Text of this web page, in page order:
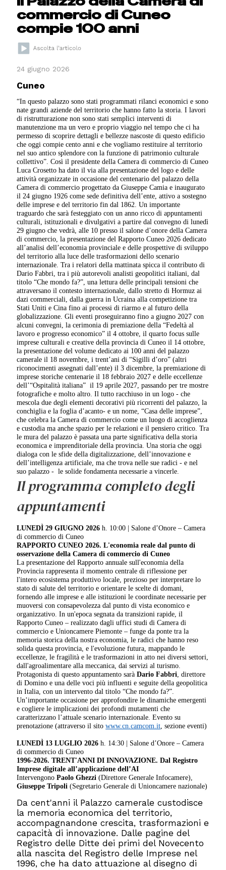
commercio di Cuneo
compie 100 anni
24 giugno 2026
Cuneo
“In questo palazzo sono stati programmati rilanci economici e sono
nate grandi aziende del territorio che hanno fatto la storia. I lavori
di ristrutturazione non sono stati semplici interventi di
manutenzione ma un vero e proprio viaggio nel tempo che ci ha
permesso di scoprire dettagli e bellezze nascoste di questo edificio
che oggi compie cento anni e che vogliamo restituire al territorio
nel suo antico splendore con la funzione di patrimonio culturale
collettivo”. Così il presidente della Camera di commercio di Cuneo
Luca Crosetto ha dato il via alla presentazione del logo e delle
attività organizzate in occasione del centenario del palazzo della
Camera di commercio progettato da Giuseppe Camia e inaugurato
il 24 giugno 1926 come sede definitiva dell’ente, attivo a sostegno
delle imprese e del territorio fin dal 1862. Un importante
traguardo che sarà festeggiato con un anno ricco di appuntamenti
culturali, istituzionali e divulgativi a partire dal convegno di lunedì
29 giugno che vedrà, alle 10 presso il salone d’onore della Camera
di commercio, la presentazione del Rapporto Cuneo 2026 dedicato
all’analisi dell’economia provinciale e delle prospettive di sviluppo
del territorio alla luce delle trasformazioni dello scenario
internazionale. Tra i relatori della mattinata spicca il contributo di
Dario Fabbri, tra i più autorevoli analisti geopolitici italiani, dal
titolo “Che mondo fa?”, una lettura delle principali tensioni che
attraversano il contesto internazionale, dallo stretto di Hormuz ai
dazi commerciali, dalla guerra in Ucraina alla competizione tra
Stati Uniti e Cina fino ai processi di riarmo e al futuro della
globalizzazione. Gli eventi proseguiranno fino a giugno 2027 con
alcuni convegni, la cerimonia di premiazione della “Fedeltà al
lavoro e progresso economico” il 4 ottobre, il quarto focus sulle
imprese culturali e creative della provincia di Cuneo il 14 ottobre,
la presentazione del volume dedicato ai 100 anni del palazzo
camerale il 18 novembre, i trent’ani di “Sigilli d’oro” (altri
riconocimenti assegnati dall’ente) il 3 dicembre, la premiazione di
imprese storiche centenarie il 18 febbraio 2027 e delle eccellenze
dell’“Ospitalità italiana” il 19 aprile 2027, passando per tre mostre
fotografiche e molto altro. Il tutto racchiuso in un logo - che
mescola due degli elementi decorativi più ricorrenti del palazzo, la
conchiglia e la foglia d’acanto- e un nome, “Casa delle imprese”,
che celebra la Camera di commercio come un luogo di accoglienza
e custodia ma anche spazio per le relazioni e il pensiero critico. Tra
le mura del palazzo è passata una parte significativa della storia
economica e imprenditoriale della provincia. Una storia che oggi
dialoga con le sfide della digitalizzazione, dell’innovazione e
dell’intelligenza artificiale, ma che trova nelle sue radici - e nel
suo palazzo - le solide fondamenta necessarie a vincerle.
Il programma completo degli
appuntamenti
LUNEDÌ 29 GIUGNO 2026h. 10:00 | Salone d’Onore – Camera
di commercio di Cuneo
RAPPORTO CUNEO 2026.L'economia reale dal punto di
osservazione della Camera di commercio di Cuneo
La presentazione del Rapporto annuale sull'economia della
Provincia rappresenta il momento centrale di riflessione per
l'intero ecosistema produttivo locale, prezioso per interpretare lo
stato di salute del territorio e orientare le scelte di domani,
fornendo alle imprese e alle istituzioni le coordinate necessarie per
muoversi con consapevolezza dal punto di vista economico e
organizzativo. In un'epoca segnata da transizioni rapide, il
Rapporto Cuneo – realizzato dagli uffici studi di Camera di
commercio e Unioncamere Piemonte – funge da ponte tra la
memoria storica della nostra economia, le radici che hanno reso
solida questa provincia, e l'evoluzione futura, mappando le
eccellenze, le fragilità e le trasformazioni in atto nei diversi settori,
dall'agroalimentare alla meccanica, dai servizi al turismo.
Protagonista di questo appuntamento saràDario Fabbri , direttore
di Domino e una delle voci più influenti e seguite della geopolitica
in Italia, con un intervento dal titolo “Che mondo fa?”.
Un’importante occasione per approfondire le dinamiche emergenti
e cogliere le implicazioni dei profondi mutamenti che
caratterizzano l’attuale scenario internazionale. Evento su
prenotazione (attraverso il sitowww.cn.camcom.it , sezione eventi)
LUNEDÌ 13 LUGLIO 2026h. 14:30 | Salone d’Onore – Camera
di commercio di Cuneo
1996-2026. TRENT'ANNI DI INNOVAZIONE.Dal Registro
Imprese digitale all’applicazione dell’AI
IntervengonoPaolo Ghezzi(Direttore Generale Infocamere),
Giuseppe Tripoli (Segretario Generale di Unioncamere nazionale)
Da cent'anni il Palazzo camerale custodisce
la memoria economica del territorio,
accompagnandone crescita, trasformazioni e
capacità di innovazione. Dalle pagine del
Registro delle Ditte dei primi del Novecento
alla nascita del Registro delle Imprese nel
1996, che ha dato attuazione al disegno di